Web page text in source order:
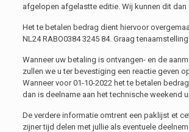
afgelopen afgelastte editie. Wij kunnen dit dan
Het te betalen bedrag dient hiervoor
NL24 RABO0384 3245 84. Graag tenaamstelling
Wanneer uw betaling is ontvangen- en de
zullen we u ter bevestiging een reactie geven
Wanneer voor 01-10-2022 het te betalen
dan is deelname aan het technische weekend
De verdere informatie omtrent een paklijst et
zijner tijd delen met jullie als eventuele